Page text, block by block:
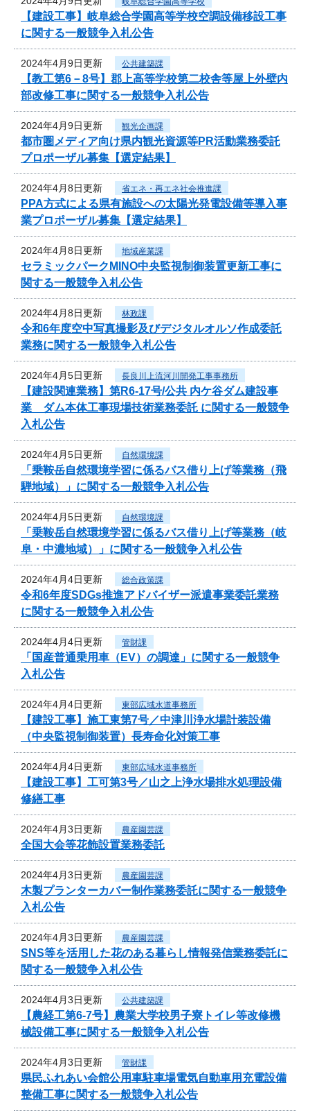
【建設工事】岐阜総合学園高等学校空調設備移設工事
に関する一般競争入札公告
2024年4月9日更新 公共建築課
【教工第6－8号】郡上高等学校第二校舎等屋上外壁内
部改修工事に関する一般競争入札公告
2024年4月9日更新 観光企画課
都市圏メディア向け県内観光資源等PR活動業務委託
プロポーザル募集【選定結果】
2024年4月8日更新 省エネ・再エネ社会推進課
PPA方式による県有施設への太陽光発電設備等導入事
業プロポーザル募集【選定結果】
2024年4月8日更新 地域産業課
セラミックパークMINO中央監視制御装置更新工事に
関する一般競争入札公告
2024年4月8日更新 林政課
令和6年度空中写真撮影及びデジタルオルソ作成委託
業務に関する一般競争入札公告
2024年4月5日更新 長良川上流河川開発工事事務所
【建設関連業務】第R6-17号/公共 内ケ谷ダム建設事
業 ダム本体工事現場技術業務委託 に関する一般競争
入札公告
2024年4月5日更新 自然環境課
「乗鞍岳自然環境学習に係るバス借り上げ等業務（飛
騨地域）」に関する一般競争入札公告
2024年4月5日更新 自然環境課
「乗鞍岳自然環境学習に係るバス借り上げ等業務（岐
阜・中濃地域）」に関する一般競争入札公告
2024年4月4日更新 総合政策課
令和6年度SDGs推進アドバイザー派遣事業委託業務
に関する一般競争入札公告
2024年4月4日更新 管財課
「国産普通乗用車（EV）の調達」に関する一般競争
入札公告
2024年4月4日更新 東部広域水道事務所
【建設工事】施工東第7号／中津川浄水場計装設備
（中央監視制御装置）長寿命化対策工事
2024年4月4日更新 東部広域水道事務所
【建設工事】工可第3号／山之上浄水場排水処理設備
修繕工事
2024年4月3日更新 農産園芸課
全国大会等花飾設置業務委託
2024年4月3日更新 農産園芸課
木製プランターカバー制作業務委託に関する一般競争
入札公告
2024年4月3日更新 農産園芸課
SNS等を活用した花のある暮らし情報発信業務委託に
関する一般競争入札公告
2024年4月3日更新 公共建築課
【農経工第6-7号】農業大学校男子寮トイレ等改修機
械設備工事に関する一般競争入札公告
2024年4月3日更新 管財課
県民ふれあい会館公用車駐車場電気自動車用充電設備
整備工事に関する一般競争入札公告